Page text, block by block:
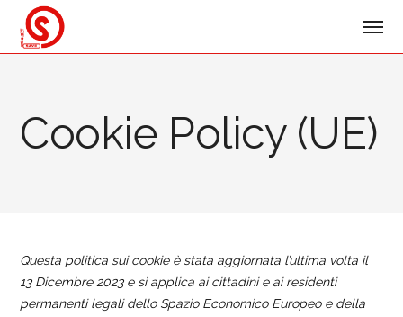
Cookie Policy (UE)
Questa politica sui cookie è stata aggiornata l’ultima volta il
13 Dicembre 2023 e si applica ai cittadini e ai residenti
permanenti legali dello Spazio Economico Europeo e della